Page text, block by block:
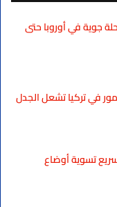
تلغي 20 ألف رحلة جوية في أوروبا حتى
في تركيا تشعل الجدل
4 مراكز لتسريع تسوية أوضاع